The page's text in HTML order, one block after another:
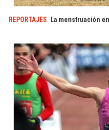
REPORTAJES La menstruación